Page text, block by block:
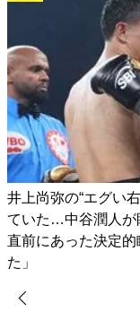
井上尚弥の“エグい
ていた…中谷潤人が
直前にあった決定的
た」